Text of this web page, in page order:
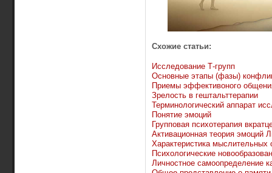
Схожие статьи:
Исследование Т-групп
Основные этапы (фазы)
Приемы эффективоного
Зрелость в гештальттерапии
Терминологический аппарат
Понятие эмоций
Групповая психотерапия
Активационная теория эмоций
Характеристика мыслительных
Психологические
Личностное самоопределение